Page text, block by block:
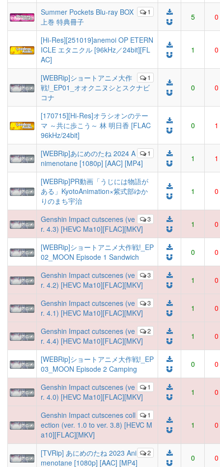
1
Summer Pockets Blu-ray BOX
上巻 特典冊子
5 0
[Hi-Res][251019]anemoi OP ETERN
ICLE エタニクル [96kHz／24bit][FL
AC]
1 0
1
[WEBRip]ショートアニメ大作
戦!_EP01_オオクニヌシとスクナビ
コナ
0 0
[170715][Hi-Res]オラシオンのテー
マ ～共に歩こう～ 林 明日香 [FLAC
96kHz/24bit]
0 1
1
[WEBRip]あにめのたね 2024 A
nimenotane [1080p] [AAC] [MP4]
1 1
[WEBRip]PR動画「うじには物語が
ある」KyotoAnimation×紫式部ゆか
りのまち宇治
1 0
3
Genshin Impact cutscenes (ve
r. 4.3) [HEVC Ma10][FLAC][MKV]
1 0
[WEBRip]ショートアニメ大作戦!_EP
02_MOON Episode 1 Sandwich
0 0
3
Genshin Impact cutscenes (ve
r. 4.2) [HEVC Ma10][FLAC][MKV]
1 0
3
Genshin Impact cutscenes (ve
r. 4.1) [HEVC Ma10][FLAC][MKV]
1 0
2
Genshin Impact cutscenes (ve
r. 4.4) [HEVC Ma10][FLAC][MKV]
1 0
[WEBRip]ショートアニメ大作戦!_EP
03_MOON Episode 2 Camping
0 0
1
Genshin Impact cutscenes (ve
r. 4.0) [HEVC Ma10][FLAC][MKV]
1 0
1
Genshin Impact cutscenes coll
ection (ver. 1.0 to ver. 3.8) [HEVC M
a10][FLAC][MKV]
1 0
2
[TVRip] あにめのたね 2023 Ani
menotane [1080p] [AAC] [MP4]
0 0